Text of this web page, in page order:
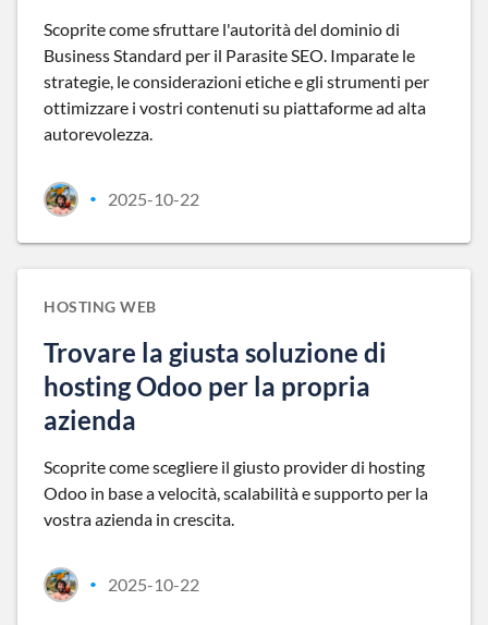
Scoprite come sfruttare l'autorità del dominio di
Business Standard per il Parasite SEO. Imparate le
strategie, le considerazioni etiche e gli strumenti per
ottimizzare i vostri contenuti su piattaforme ad alta
autorevolezza.
• 2025-10-22
HOSTING WEB
Trovare la giusta soluzione di
hosting Odoo per la propria
azienda
Scoprite come scegliere il giusto provider di hosting
Odoo in base a velocità, scalabilità e supporto per la
vostra azienda in crescita.
• 2025-10-22